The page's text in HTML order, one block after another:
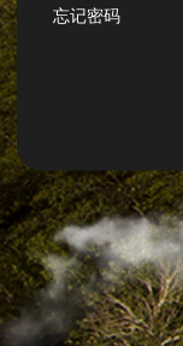
忘记密码